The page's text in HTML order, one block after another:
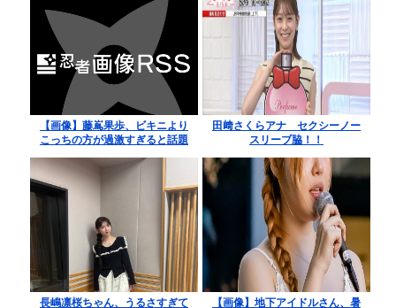
【画像】藤嶌果歩、ビキニより
こっちの方が過激すぎると話題
田﨑さくらアナ セクシーノー
スリーブ脇！！
長嶋凛桜ちゃん、うるさすぎて
【画像】地下アイドルさん、暑